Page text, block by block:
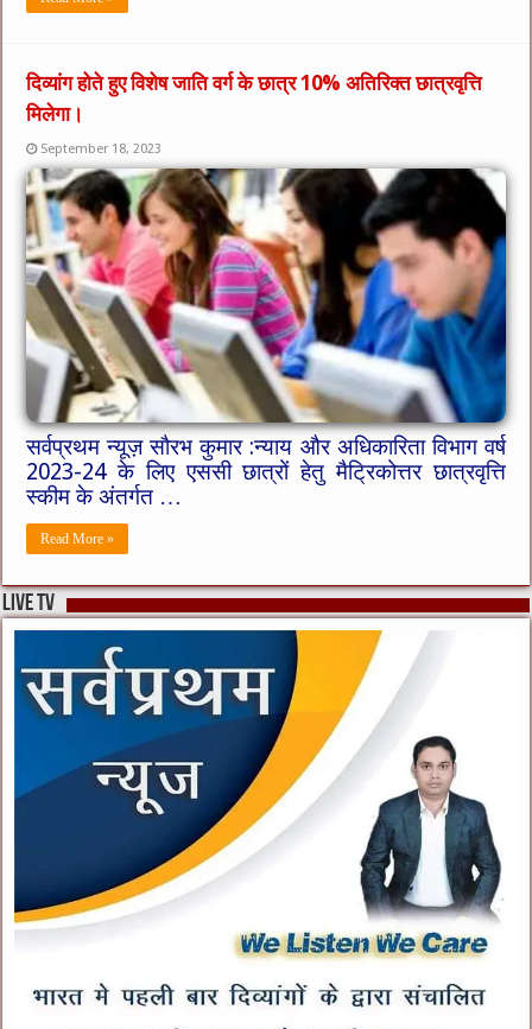
दिव्यांग होते हुए विशेष जाति वर्ग के छात्र 10% अतिरिक्त छात्रवृत्ति
मिलेगा।
September 18, 2023
सर्वप्रथम न्यूज़ सौरभ कुमार :न्याय और अधिकारिता विभाग वर्ष
2023-24 के लिए एससी छात्रों हेतु मैट्रिकोत्तर छात्रवृत्ति
स्कीम के अंतर्गत …
Read More »
live tv